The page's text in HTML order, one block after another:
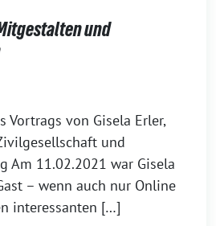
und
Vortrags von Gisela Erler,
und
Am 11.02.2021 war Gisela
– wenn auch nur Online
interessanten […]